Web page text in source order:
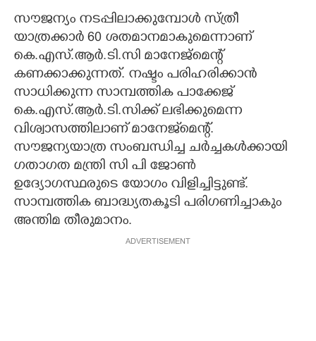
സൗജന്യം നടപ്പിലാക്കുമ്പോൾ സ്ത്രീ
യാത്രക്കാർ 60 ശതമാനമാകുമെന്നാണ്
കെ.എസ്.ആർ.ടി.സി മാനേജ്മെന്റ്
കണക്കാക്കുന്നത്. നഷ്ടം പരിഹരിക്കാൻ
സാധിക്കുന്ന സാമ്പത്തിക പാക്കേജ്
കെ.എസ്.ആർ.ടി.സിക്ക് ലഭിക്കുമെന്ന
വിശ്വാസത്തിലാണ് മാനേജ്‌മെന്റ്.
സൗജന്യയാത്ര സംബന്ധിച്ച ചർച്ചകൾക്കായി
ഗതാഗത മന്ത്രി സി പി ജോൺ
ഉദ്യോഗസ്ഥരുടെ യോഗം വിളിച്ചിട്ടുണ്ട്.
സാമ്പത്തിക ബാദ്ധ്യതകൂടി പരിഗണിച്ചാകും
അന്തിമ തീരുമാനം.
ADVERTISEMENT